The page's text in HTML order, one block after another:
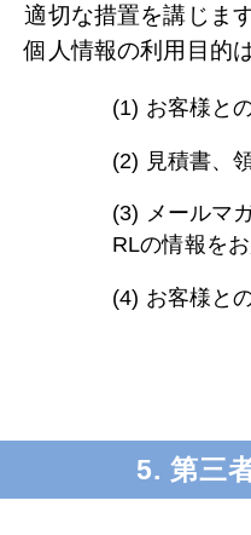
適切な措置を講じま
個人情報の利用目的
(1) お客様と
(2) 見積書、
(3) メールマ
RLの情報を
(4) お客様と
5. 第三